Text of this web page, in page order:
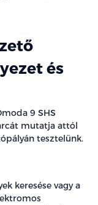
és
9 SHS
mutatja attól
tesztelünk.
keresése vagy a